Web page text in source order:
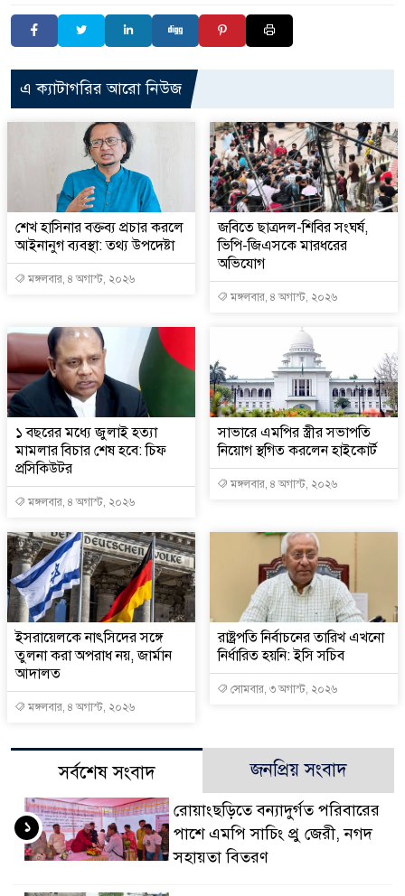
এ ক্যাটাগরির আরো নিউজ
শেখ হাসিনার বক্তব্য প্রচার করলে
আইনানুগ ব্যবস্থা: তথ্য উপদেষ্টা
মঙ্গলবার, ৪ অগাস্ট, ২০২৬
জবিতে ছাত্রদল-শিবির সংঘর্ষ,
ভিপি-জিএসকে মারধরের
অভিযোগ
মঙ্গলবার, ৪ অগাস্ট, ২০২৬
১ বছরের মধ্যে জুলাই হত্যা
মামলার বিচার শেষ হবে: চিফ
প্রসিকিউটর
মঙ্গলবার, ৪ অগাস্ট, ২০২৬
সাভারে এমপির স্ত্রীর সভাপতি
নিয়োগ স্থগিত করলেন হাইকোর্ট
মঙ্গলবার, ৪ অগাস্ট, ২০২৬
ইসরায়েলকে নাৎসিদের সঙ্গে
তুলনা করা অপরাধ নয়, জার্মান
আদালত
মঙ্গলবার, ৪ অগাস্ট, ২০২৬
রাষ্ট্রপতি নির্বাচনের তারিখ এখনো
নির্ধারিত হয়নি: ইসি সচিব
সোমবার, ৩ অগাস্ট, ২০২৬
সর্বশেষ সংবাদ জনপ্রিয় সংবাদ
রোয়াংছড়িতে বন্যাদুর্গত পরিবারের
পাশে এমপি সাচিং প্রু জেরী, নগদ
সহায়তা বিতরণ
১